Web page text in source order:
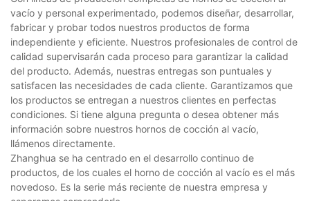
vacío y personal experimentado, podemos diseñar, desarrollar,
fabricar y probar todos nuestros productos de forma
independiente y eficiente. Nuestros profesionales de control de
calidad supervisarán cada proceso para garantizar la calidad
del producto. Además, nuestras entregas son puntuales y
satisfacen las necesidades de cada cliente. Garantizamos que
los productos se entregan a nuestros clientes en perfectas
condiciones. Si tiene alguna pregunta o desea obtener más
información sobre nuestros hornos de cocción al vacío,
llámenos directamente.
Zhanghua se ha centrado en el desarrollo continuo de
productos, de los cuales el horno de cocción al vacío es el más
novedoso. Es la serie más reciente de nuestra empresa y